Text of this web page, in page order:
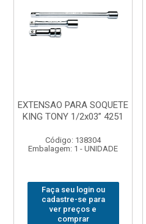
EXTENSAO PARA SOQUETE
KING TONY 1/2x03” 4251
Código: 138304
Embalagem: 1 - UNIDADE
Faça seu login ou
cadastre-se para
ver preços e
comprar